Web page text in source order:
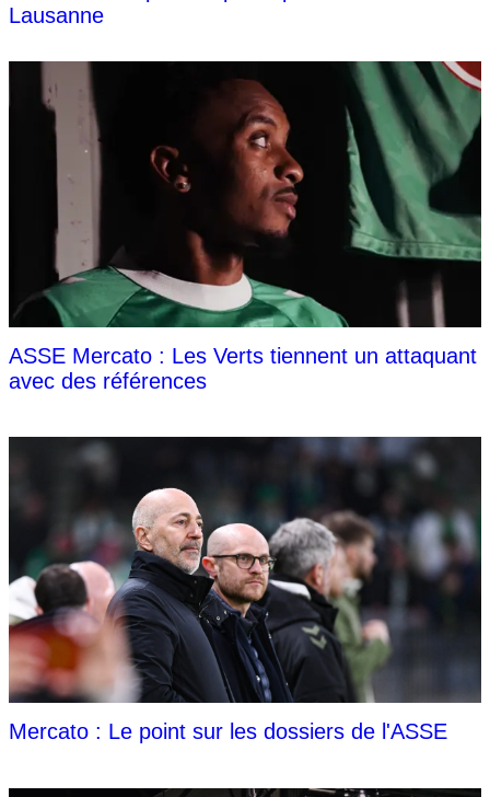
Lausanne
ASSE Mercato : Les Verts tiennent un attaquant
avec des références
Mercato : Le point sur les dossiers de l'ASSE